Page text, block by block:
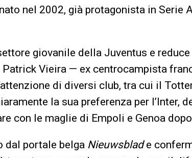
nel 2002, già protagonista in Serie
giovanile della Juventus e
Vieira — ex centrocampista
di diversi club, tra cui il
la sua preferenza per l’Inter,
con le maglie di Empoli e Genoa
dal portale belga Nieuwsblade